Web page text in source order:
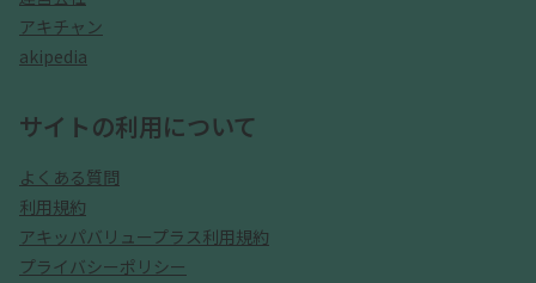
アキチャン
akipedia
サイトの利用について
よくある質問
利用規約
アキッパバリュープラス利用規約
プライバシーポリシー